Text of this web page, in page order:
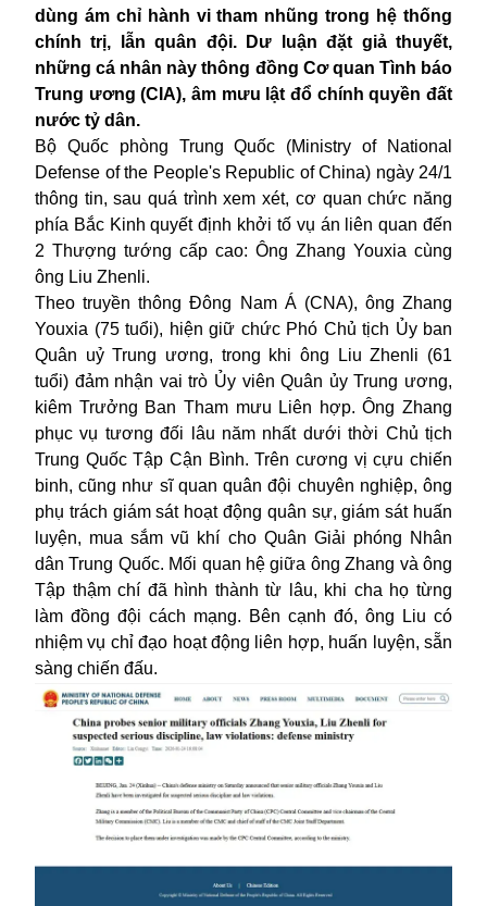
dùng ám chỉ hành vi tham nhũng trong hệ thống
chính trị, lẫn quân đội. Dư luận đặt giả thuyết,
những cá nhân này thông đồng Cơ quan Tình báo
Trung ương (CIA), âm mưu lật đổ chính quyền đất
nước tỷ dân.
Bộ Quốc phòng Trung Quốc (Ministry of National
Defense of the People's Republic of China) ngày 24/1
thông tin, sau quá trình xem xét, cơ quan chức năng
phía Bắc Kinh quyết định khởi tố vụ án liên quan đến
2 Thượng tướng cấp cao: Ông Zhang Youxia cùng
ông Liu Zhenli.
Theo truyền thông Đông Nam Á (CNA), ông Zhang
Youxia (75 tuổi), hiện giữ chức Phó Chủ tịch Ủy ban
Quân uỷ Trung ương, trong khi ông Liu Zhenli (61
tuổi) đảm nhận vai trò Ủy viên Quân ủy Trung ương,
kiêm Trưởng Ban Tham mưu Liên hợp. Ông Zhang
phục vụ tương đối lâu năm nhất dưới thời Chủ tịch
Trung Quốc Tập Cận Bình. Trên cương vị cựu chiến
binh, cũng như sĩ quan quân đội chuyên nghiệp, ông
phụ trách giám sát hoạt động quân sự, giám sát huấn
luyện, mua sắm vũ khí cho Quân Giải phóng Nhân
dân Trung Quốc. Mối quan hệ giữa ông Zhang và ông
Tập thậm chí đã hình thành từ lâu, khi cha họ từng
làm đồng đội cách mạng. Bên cạnh đó, ông Liu có
nhiệm vụ chỉ đạo hoạt động liên hợp, huấn luyện, sẵn
sàng chiến đấu.